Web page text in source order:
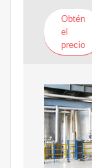
Obtén
el
precio